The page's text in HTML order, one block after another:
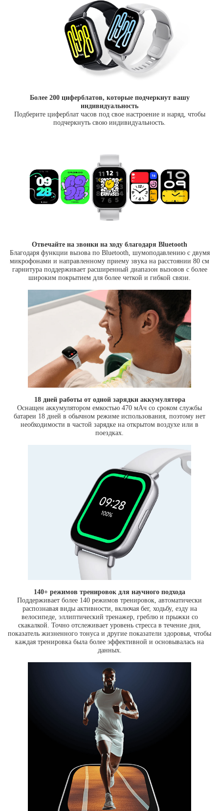
Более 200 циферблатов, которые подчеркнут вашу
индивидуальность
Подберите циферблат часов под свое настроение и наряд, чтобы
подчеркнуть свою индивидуальность.
Отвечайте на звонки на ходу благодаря Bluetooth
Благодаря функции вызова по Bluetooth, шумоподавлению с двумя
микрофонами и направленному приему звука на расстоянии 80 см
гарнитура поддерживает расширенный диапазон вызовов с более
широким покрытием для более четкой и гибкой связи.
18 дней работы от одной зарядки аккумулятора
Оснащен аккумулятором емкостью 470 мАч со сроком службы
батареи 18 дней в обычном режиме использования, поэтому нет
необходимости в частой зарядке на открытом воздухе или в
поездках.
140+ режимов тренировок для научного подхода
Поддерживает более 140 режимов тренировок, автоматически
распознавая виды активности, включая бег, ходьбу, езду на
велосипеде, эллиптический тренажер, греблю и прыжки со
скакалкой. Точно отслеживает уровень стресса в течение дня,
показатель жизненного тонуса и другие показатели здоровья, чтобы
каждая тренировка была более эффективной и основывалась на
данных.